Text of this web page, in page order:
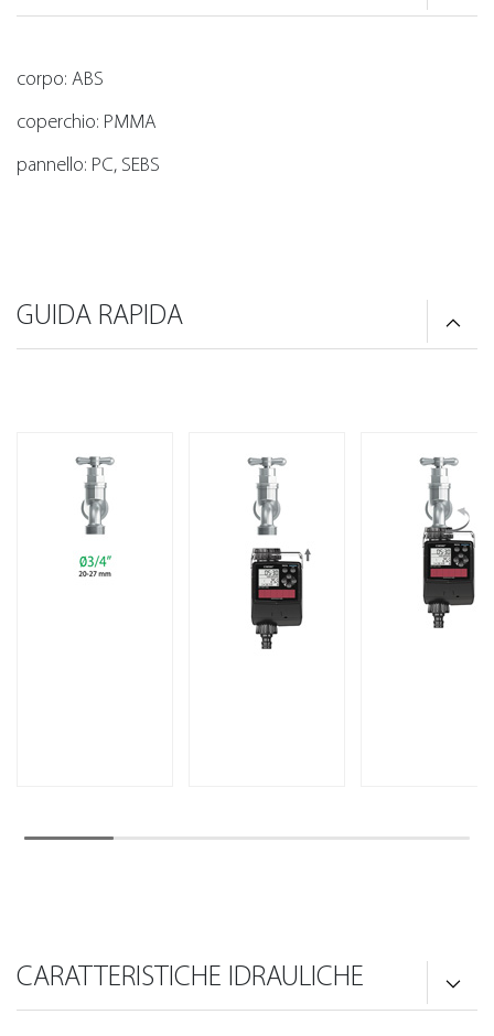
corpo: ABS
coperchio: PMMA
pannello: PC, SEBS
GUIDA RAPIDA
CARATTERISTICHE IDRAULICHE